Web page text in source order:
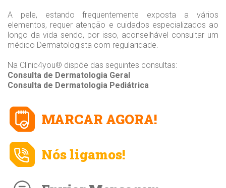
A pele, estando frequentemente exposta a vários
elementos, requer atenção e cuidados especializados ao
longo da vida sendo, por isso, aconselhável consultar um
médico Dermatologista com regularidade.
Na Clinic4you® dispõe das seguintes consultas:
Consulta de Dermatologia Geral
Consulta de Dermatologia Pediátrica
MARCAR AGORA!
Nós ligamos!